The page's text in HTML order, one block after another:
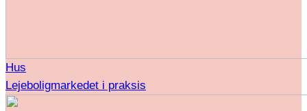
Hus
Lejeboligmarkedet i praksis